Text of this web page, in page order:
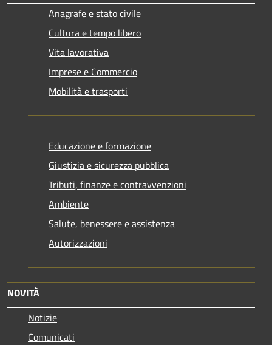
Anagrafe e stato civile
Cultura e tempo libero
Vita lavorativa
Imprese e Commercio
Mobilità e trasporti
Educazione e formazione
Giustizia e sicurezza pubblica
Tributi, finanze e contravvenzioni
Ambiente
Salute, benessere e assistenza
Autorizzazioni
NOVITÀ
Notizie
Comunicati